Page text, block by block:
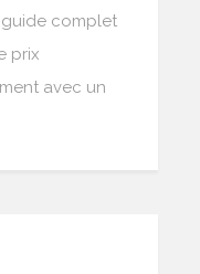
guide complet
prix
avec un